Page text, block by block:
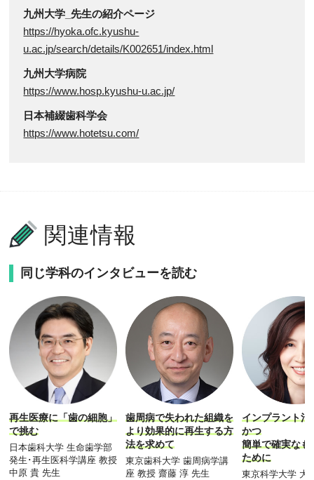
九州大学_先生の紹介ページ
https://hyoka.ofc.kyushu-
u.ac.jp/search/details/K002651/index.html
九州大学病院
https://www.hosp.kyushu-u.ac.jp/
日本補綴歯科学会
https://www.hotetsu.com/
関連情報
同じ学科のインタビューを読む
再生医療に「歯の細胞」
で挑む
日本歯科大学 生命歯学部
発生･再生医科学講座 教授
中原 貴 先生
歯周病で失われた組織を
より効果的に再生する方
法を求めて
東京歯科大学 歯周病学講
座 教授 齋藤 淳 先生
インプラント治
かつ
簡単で確実なも
ために
東京科学大学 大